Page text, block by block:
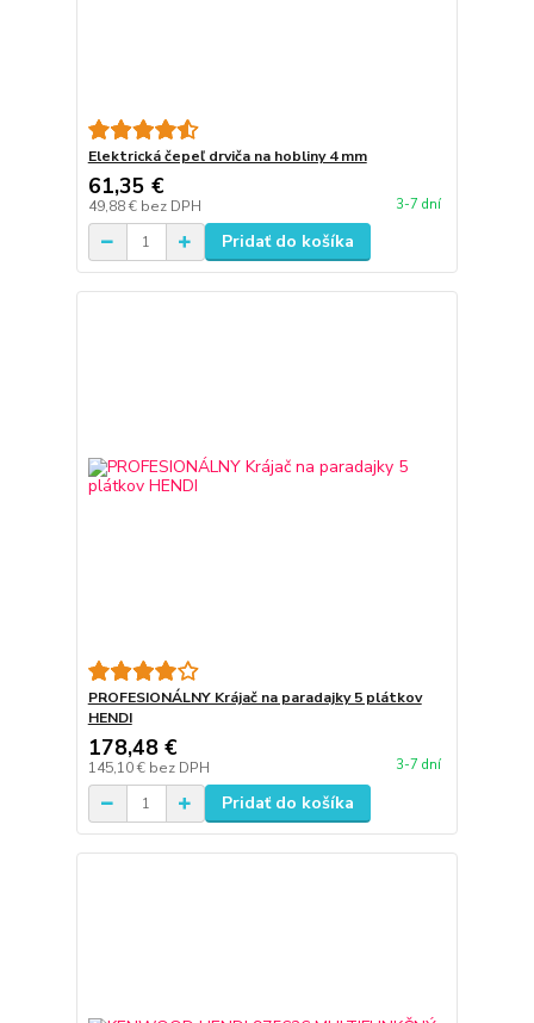
Elektrická čepeľ drviča na hobliny 4 mm
61,35 €
49,88 € bez DPH 3-7 dní
Pridať do košíka
PROFESIONÁLNY Krájač na paradajky 5 plátkov
HENDI
178,48 €
145,10 € bez DPH 3-7 dní
Pridať do košíka